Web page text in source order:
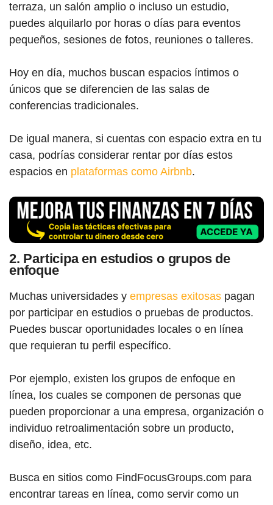
terraza, un salón amplio o incluso un estudio,
puedes alquilarlo por horas o días para eventos
pequeños, sesiones de fotos, reuniones o talleres.
Hoy en día, muchos buscan espacios íntimos o
únicos que se diferencien de las salas de
conferencias tradicionales.
De igual manera, si cuentas con espacio extra en tu
casa, podrías considerar rentar por días estos
espacios en plataformas como Airbnb.
2. Participa en estudios o grupos de
enfoque
Muchas universidades y empresas exitosas pagan
por participar en estudios o pruebas de productos.
Puedes buscar oportunidades locales o en línea
que requieran tu perfil específico.
Por ejemplo, existen los grupos de enfoque en
línea, los cuales se componen de personas que
pueden proporcionar a una empresa, organización o
individuo retroalimentación sobre un producto,
diseño, idea, etc.
Busca en sitios como FindFocusGroups.com para
encontrar tareas en línea, como servir como un